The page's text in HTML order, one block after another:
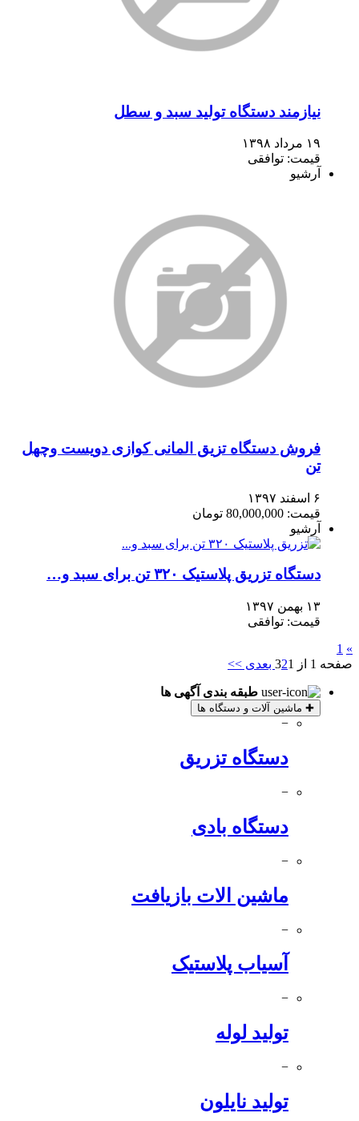
نیازمند دستگاه تولید سبد و سطل
۱۹ مرداد ۱۳۹۸
قیمت: توافقی
آرشیو
فروش دستگاه تزیق المانی کوازی دویست وچهل
تن
۶ اسفند ۱۳۹۷
قیمت: 80,000,000 تومان
آرشیو
دستگاه تزریق پلاستیک ۳۲۰ تن برای سبد و…
۱۳ بهمن ۱۳۹۷
قیمت: توافقی
»
1
صفحه 1 از 3
21 بعدی >>
طبقه بندی آگهی ها
✚ ماشین آلات و دستگاه ها
−
دستگاه تزریق
−
دستگاه بادی
−
ماشین الات بازیافت
−
آسیاب پلاستیک
−
تولید لوله
−
تولید نایلون